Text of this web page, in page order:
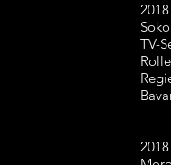
2018
TV-
2018